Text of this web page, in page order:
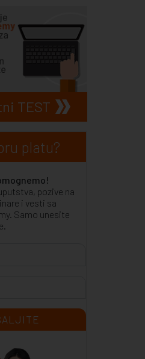
TEST
platu?
pozive na
i vesti sa
Samo unesite